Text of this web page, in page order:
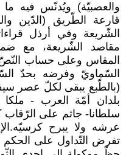
والعصبيّة) ويُدنّس فيه
قارعة الطّريق (الدّين
الشّريعة وفي أرذل
مقاصد الشّريعة، مع
المقاس وعلى حساب
السّماويّ وفرضه بحدّ
(بالطّبع يبقى لكلّ عصر
بلدان أمّة العرب - ملكا
سلطانا- جاثم على
عرشه ولا يبرح
تفرض التّداول على